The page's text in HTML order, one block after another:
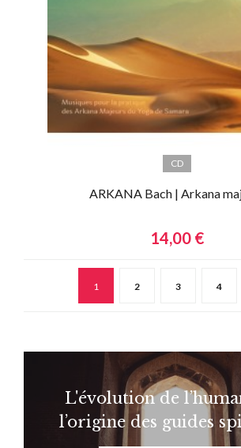
CD
ARKANA Bach | Arkana
14,00 €
1 2 3 4
L'évolution de
l’origine des guides